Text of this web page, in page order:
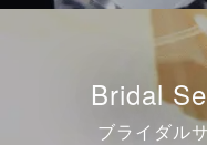
Bridal
ブライダル